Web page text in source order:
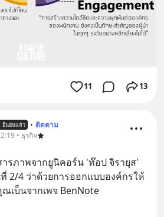
11 13
ยืนยันแล้ว • ติดตาม
• ธุรกิจ
ารภาพจากยูนิคอร์น 'ท๊อป จิรายุส'
2/4 ว่าด้วยการออกแบบองค์กรให้
เบ็นจากเพจ BenNote